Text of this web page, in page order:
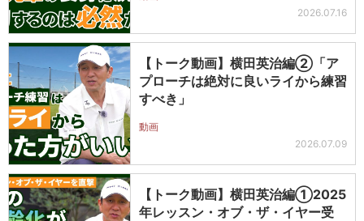
2026.07.16
【トーク動画】横田英治編②「ア
プローチは絶対に良いライから練習
すべき」
動画
2026.07.09
【トーク動画】横田英治編①2025
年レッスン・オブ・ザ・イヤー受